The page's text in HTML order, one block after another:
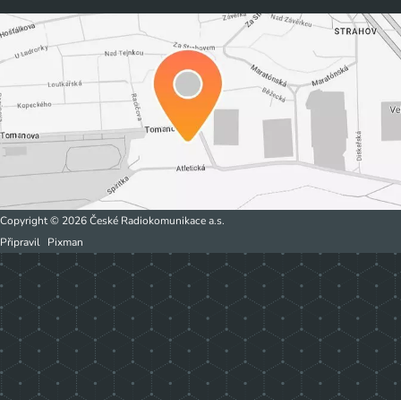
Copyright © 2026 České Radiokomunikace a.s.
Připravil Pixman